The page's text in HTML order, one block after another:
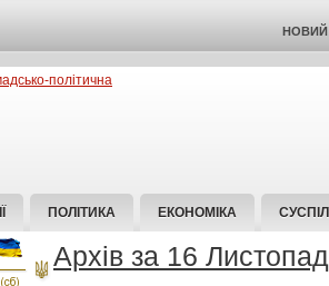
НОВИЙ
ПОЛІТИКА ЕКОНОМІКА
Архів за 16